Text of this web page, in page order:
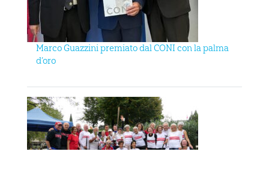
Marco Guazzini premiato dal CONI con la palma
d’oro